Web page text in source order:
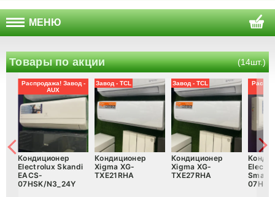
МЕНЮ
Товары по акции (14шт.)
Распродажа! Завод -
AUX
Кондиционер
Electrolux Skandi
EACS-
07HSK/N3_24Y
Завод - TCL
Кондиционер
Xigma XG-
TXE21RHA
Завод - TCL
Кондиционер
Xigma XG-
TXE27RHA